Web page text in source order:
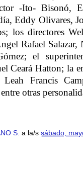
-Ito- Bisonó,
Eddy Olivares,
los directores
Rafael
el
Ceará Hatton; la
Leah Francis
otras
S. a la/s sábado,